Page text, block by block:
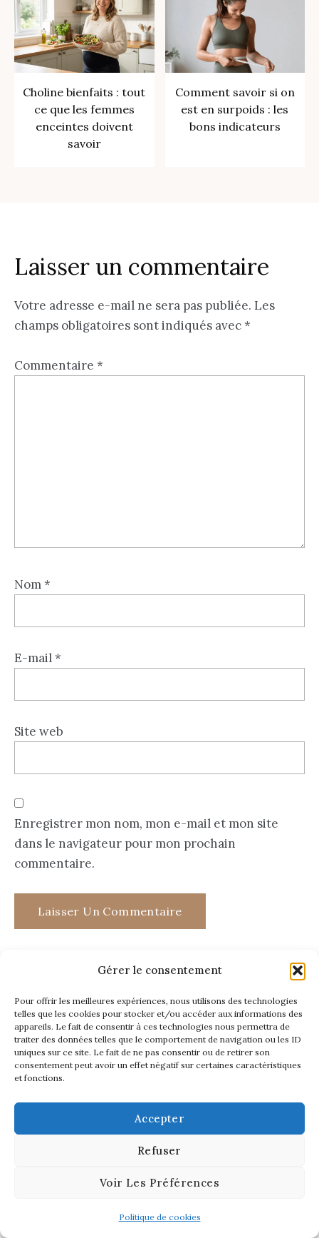
Gérer le consentement
Pour offrir les meilleures expériences, nous utilisons des technologies
telles que les cookies pour stocker et/ou accéder aux informations des
appareils. Le fait de consentir à ces technologies nous permettra de
traiter des données telles que le comportement de navigation ou les ID
uniques sur ce site. Le fait de ne pas consentir ou de retirer son
consentement peut avoir un effet négatif sur certaines caractéristiques
et fonctions.
Accepter
Refuser
Voir Les Préférences
Politique de cookies
Choline bienfaits : tout
ce que les femmes
enceintes doivent
savoir
Comment savoir si on
est en surpoids : les
bons indicateurs
Laisser un commentaire
Votre adresse e-mail ne sera pas publiée. Les
champs obligatoires sont indiqués avec*
Commentaire *
Nom*
E-mail*
Site web
Enregistrer mon nom, mon e-mail et mon site
dans le navigateur pour mon prochain
commentaire.